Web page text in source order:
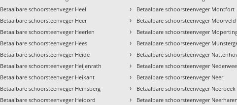
Betaalbare schoorsteenveger Heel
Betaalbare schoorsteenveger Heer
Betaalbare schoorsteenveger Heerlen
Betaalbare schoorsteenveger Hees
Betaalbare schoorsteenveger Heide
Betaalbare schoorsteenveger Heijenrath
Betaalbare schoorsteenveger Heikant
Betaalbare schoorsteenveger Heinsberg
Betaalbare schoorsteenveger Heioord
› Betaalbare schoorsteenveger Montfort
› Betaalbare schoorsteenveger Moorveld
› Betaalbare schoorsteenveger
› Betaalbare schoorsteenveger
› Betaalbare schoorsteenveger
› Betaalbare schoorsteenveger
› Betaalbare schoorsteenveger Neer
› Betaalbare schoorsteenveger Neerbeek
› Betaalbare schoorsteenveger Neerharen